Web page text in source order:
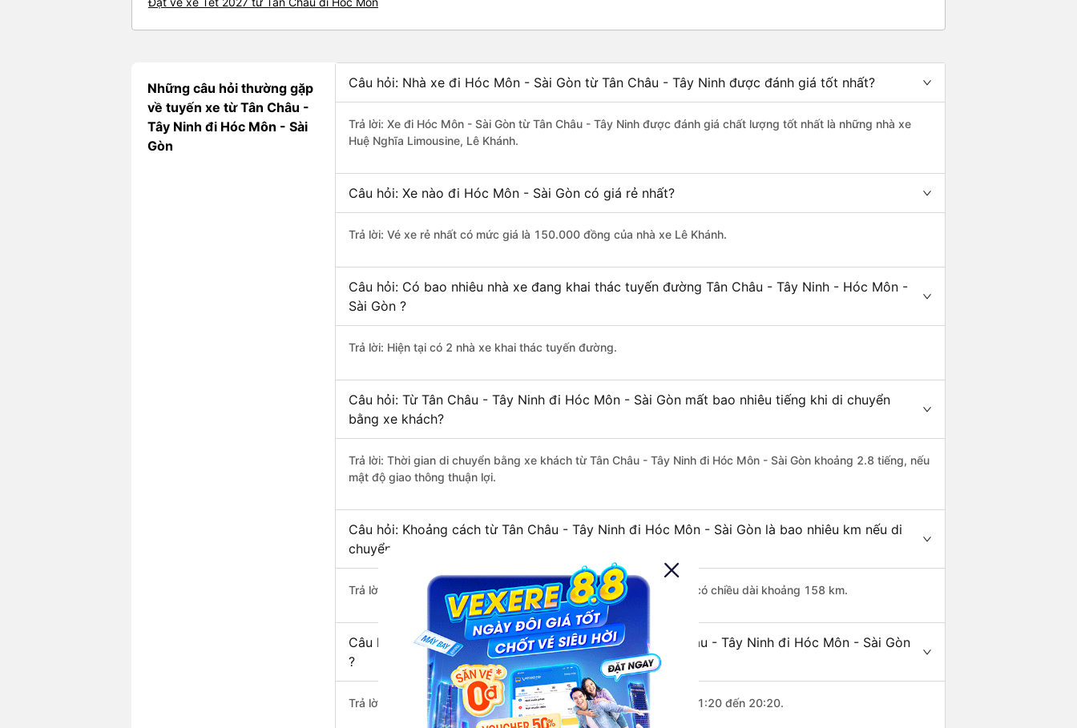
Những câu hỏi thường gặp
về tuyến xe từ Tân Châu -
Tây Ninh đi Hóc Môn - Sài
Gòn
Câu hỏi: Nhà xe đi Hóc Môn - Sài Gòn từ Tân Châu - Tây Ninh được đánh giá tốt nhất?
Trả lời: Xe đi Hóc Môn - Sài Gòn từ Tân Châu - Tây Ninh được đánh giá chất lượng tốt nhất là những nhà xe
Huệ Nghĩa Limousine, Lê Khánh.
Câu hỏi: Xe nào đi Hóc Môn - Sài Gòn có giá rẻ nhất?
Trả lời: Vé xe rẻ nhất có mức giá là 150.000 đồng của nhà xe Lê Khánh.
Câu hỏi: Có bao nhiêu nhà xe đang khai thác tuyến đường Tân Châu - Tây Ninh - Hóc Môn -
Sài Gòn ?
Trả lời: Hiện tại có 2 nhà xe khai thác tuyến đường.
Câu hỏi: Từ Tân Châu - Tây Ninh đi Hóc Môn - Sài Gòn mất bao nhiêu tiếng khi di chuyển
bằng xe khách?
Trả lời: Thời gian di chuyển bằng xe khách từ Tân Châu - Tây Ninh đi Hóc Môn - Sài Gòn khoảng 2.8 tiếng, nếu
mật độ giao thông thuận lợi.
Câu hỏi: Khoảng cách từ Tân Châu - Tây Ninh đi Hóc Môn - Sài Gòn là bao nhiêu km nếu di
chuyển bằng xe khách?
Trả lời: Đoạn đường đi Hóc Môn - Sài Gòn từ Tân Châu - Tây Ninh có chiều dài khoảng 158 km.
Câu hỏi: Mỗi ngày có bao nhiêu chuyến xe khách Tân Châu - Tây Ninh đi Hóc Môn - Sài Gòn
?
Trả lời: Trung bình mỗi ngày có khoảng 203 chuyến xe bắt đầu từ 1:20 đến 20:20.